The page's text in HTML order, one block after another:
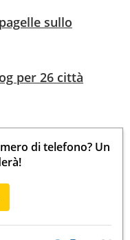
sullo
per 26 città
di telefono? Un